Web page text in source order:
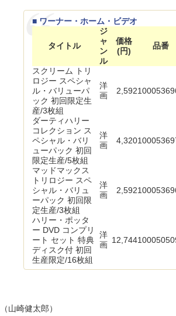
■ ワーナー・ホーム・ビデオ
タイトル
ジ
ャ
ン
ル
価格
(円)
品番
スクリーム トリ
ロジー スペシャ
ル・バリューパ
ック 初回限定生
産/3枚組
洋
画
2,592
ダーティハリー
コレクション ス
ペシャル・バリ
ューパック 初回
限定生産/5枚組
洋
画
4,320
マッドマックス
トリロジー スペ
シャル・バリュ
ーパック 初回限
定生産/3枚組
洋
画
2,592
ハリー・ポッタ
ー DVD コンプリ
ート セット 特典
ディスク付 初回
生産限定/16枚組
洋
画 12,744
（山崎健太郎）